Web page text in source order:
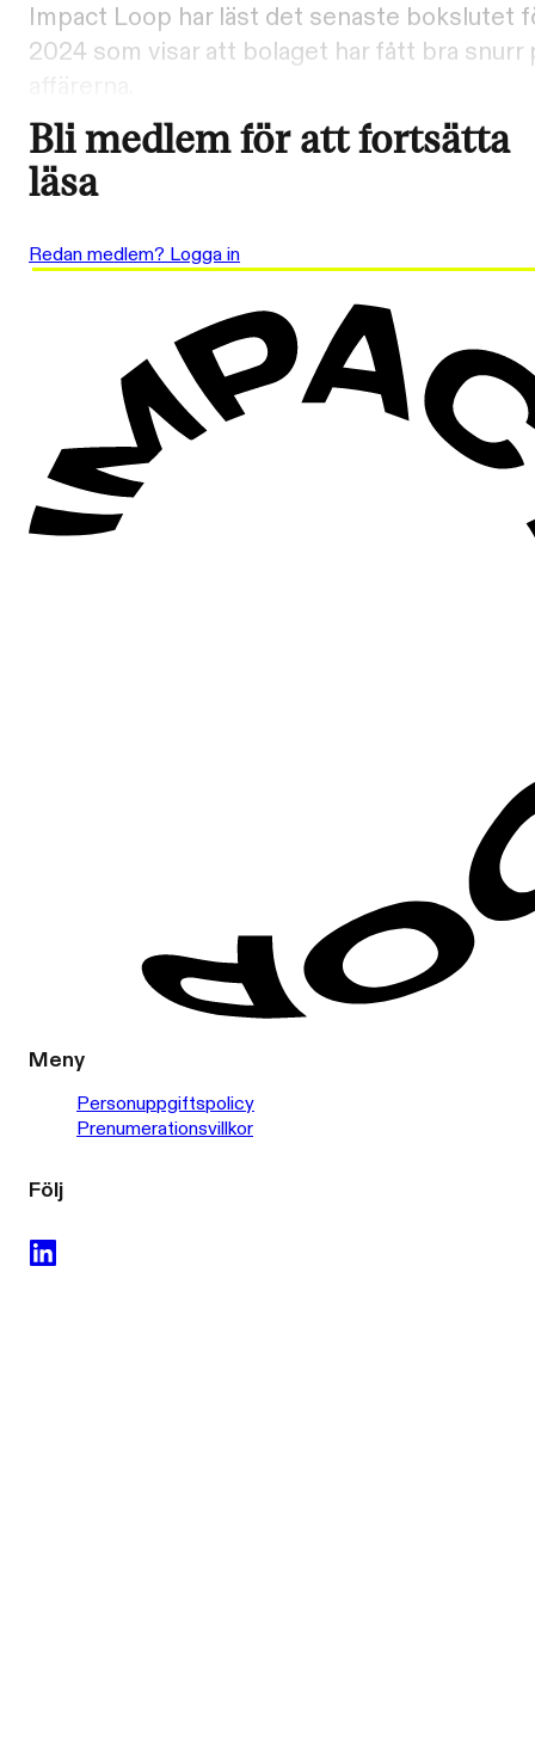
Impact Loop har läst det senaste bokslutet
2024 som visar att bolaget har fått bra snurr
Bli medlem för att fortsätta
läsa
Redan medlem? Logga in
Meny
Personuppgiftspolicy
Prenumerationsvillkor
Följ